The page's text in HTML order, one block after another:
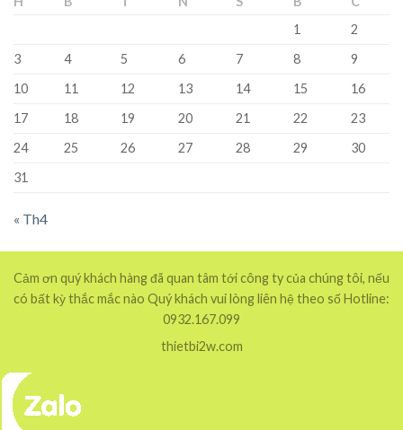
1
2
3
4 5 6 7 8
9
10
11 12 13 14 15
16
17
18 19 20 21 22
23
24
25 26 27 28 29
30
31
« Th4
Cảm ơn quý khách hàng đã quan tâm tới công ty của chúng tôi, nếu
có bất kỳ thắc mắc nào Quý khách vui lòng liên hệ theo số Hotline:
0932.167.099
thietbi2w.com